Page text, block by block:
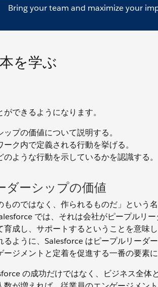
Bring your team and maximize your
を学ぶ
できるようになります。
プの価値について説明する。
ク内で定義される行動を挙げる。
ような行動を示しているかを認識する。
ダーシップの価値
ものではなく、作られるものだ」という
では、それは会社がピープルリ
成し、サポートするということを意味
ように、Salesforce はピープルリーダ
ジメントと定着を促進する一番の要素
の成功だけではなく、ビジネス全体